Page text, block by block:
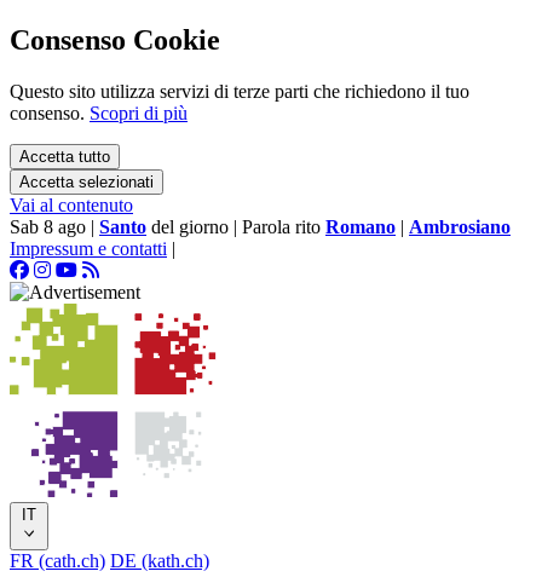
Consenso Cookie
Questo sito utilizza servizi di terze parti che richiedono il tuo
consenso. Scopri di più
Accetta tutto
Accetta selezionati
Vai al contenuto
Sab 8 ago | Santo del giorno | Parola rito Romano | Ambrosiano
Impressum e contatti |
IT
FR (cath.ch) DE (kath.ch)